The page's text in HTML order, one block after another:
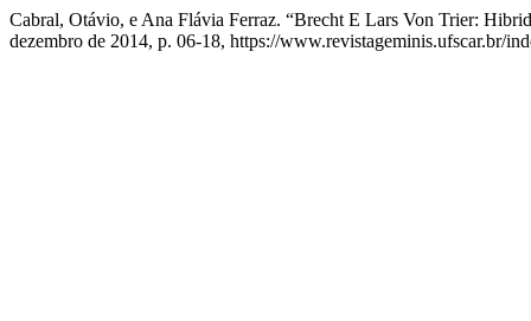
Cabral, Otávio, e Ana Flávia Ferraz. “Brecht E Lars Von Trier:
dezembro de 2014, p. 06-18, https://www.revistageminis.ufscar.br/